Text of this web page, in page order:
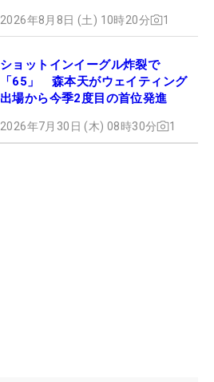
2026年8月8日 (土) 10時20分 1
ショットインイーグル炸裂で
「65」 森本天がウェイティング
出場から今季2度目の首位発進
2026年7月30日 (木) 08時30分 1